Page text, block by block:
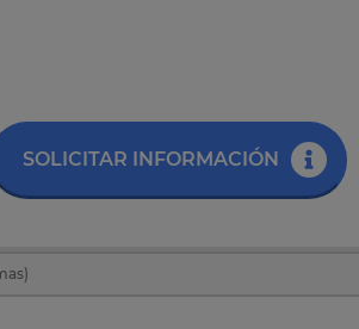
SOLICITAR INFORMACIÓN